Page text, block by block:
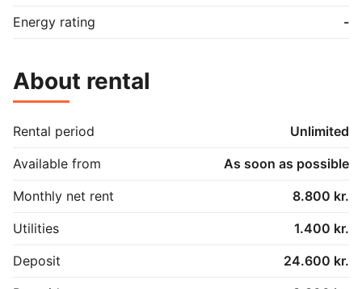
Energy rating
-
About rental
Rental period
Unlimited
Available from
As soon as possible
Monthly net rent
8.800 kr.
Utilities
1.400 kr.
Deposit
24.600 kr.